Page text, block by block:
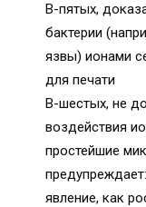
В-пятых,
бактерии
язвы) ионами
для печати
В-шестых, не
воздействия
простейшие
явление, как